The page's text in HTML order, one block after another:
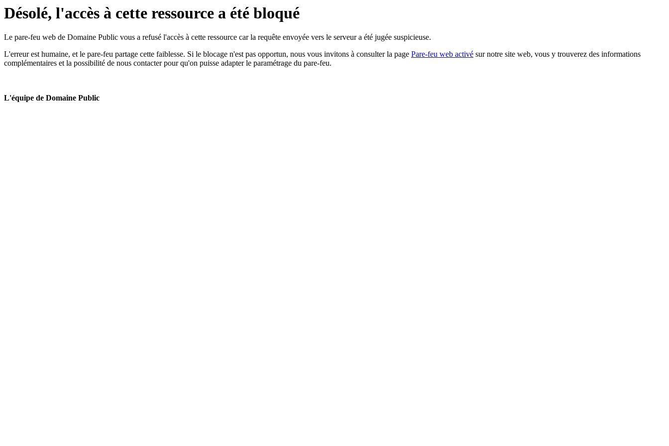
Désolé, l'accès à cette ressource a été bloqué
Le pare-feu web de Domaine Public vous a refusé l'accès à cette ressource car la requête envoyée vers le serveur a été jugée suspicieuse.
L'erreur est humaine, et le pare-feu partage cette faiblesse. Si le blocage n'est pas opportun, nous vous invitons à consulter la page Pare-feu web activé sur notre site web, vous y trouverez des informations
complémentaires et la possibilité de nous contacter pour qu'on puisse adapter le paramétrage du pare-feu.
L'équipe de Domaine Public